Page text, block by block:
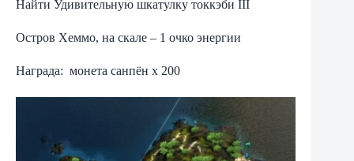
Найти Удивительную шкатулку токкэби III
Остров Хеммо, на скале – 1 очко энергии
Награда: монета санпён х 200